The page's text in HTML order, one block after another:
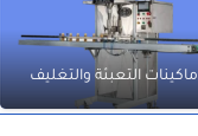
ماكينات التعبئة والتغليف